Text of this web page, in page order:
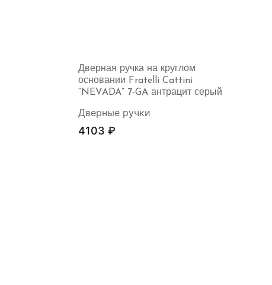
Дверная ручка на круглом
основании Fratelli Cattini
“NEVADA” 7-GA антрацит серый
Дверные ручки
4103 ₽